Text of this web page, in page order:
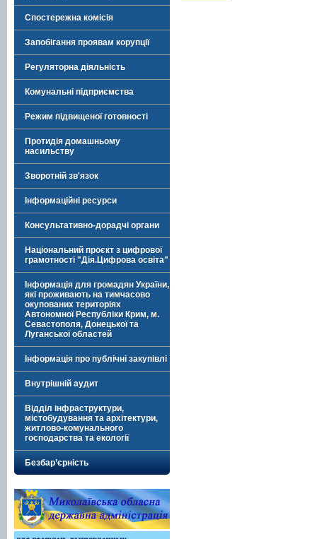
Спостережна комісія
Запобігання проявам корупції
Регуляторна діяльність
Комунальні підприємства
Режим підвищеної готовності
Протидія домашньому
насильству
Зворотній зв'язок
Інформаційні ресурси
Консультативно-дорадчі органи
Національний проєкт з цифрової
грамотності "Дія.Цифрова освіта"
Інформація для громадян України,
які проживають на тимчасово
окупованих територіях
Автономної Республіки Крим, м.
Севастополя, Донецької та
Луганської областей
Інформація про публічні закупівлі
Внутрішній аудит
Відділ інфраструктури,
містобудування та архітектури,
житлово-комунального
господарства та екології
Безбар’єрність